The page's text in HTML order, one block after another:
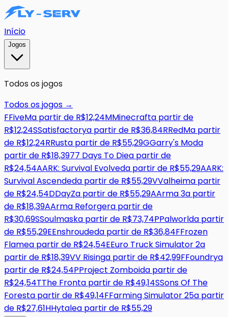
Início
Jogos
Todos os jogos
Todos os jogos →
FFiveMa partir de R$12,24MMinecrafta partir de
R$12,24SSatisfactorya partir de R$36,84RRedMa partir
de R$12,24RRusta partir de R$55,29GGarry's Moda
partir de R$18,3977 Days To Diea partir de
R$24,54AARK: Survival Evolveda partir de R$55,29AARK:
Survival Ascendeda partir de R$55,29VValheima partir
de R$24,54DDayZa partir de R$55,29AArma 3a partir
de R$18,39AArma Reforgera partir de
R$30,69SSoulmaska partir de R$73,74PPalworlda partir
de R$55,29EEnshroudeda partir de R$36,84FFrozen
Flamea partir de R$24,54EEuro Truck Simulator 2a
partir de R$18,39VV Risinga partir de R$42,99FFoundrya
partir de R$24,54PProject Zomboida partir de
R$24,54TThe Fronta partir de R$49,14SSons Of The
Foresta partir de R$49,14FFarming Simulator 25a partir
de R$27,61HHytalea partir de R$55,29